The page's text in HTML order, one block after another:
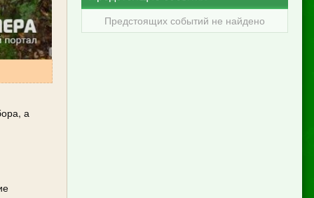
а
Предстоящих событий не найдено